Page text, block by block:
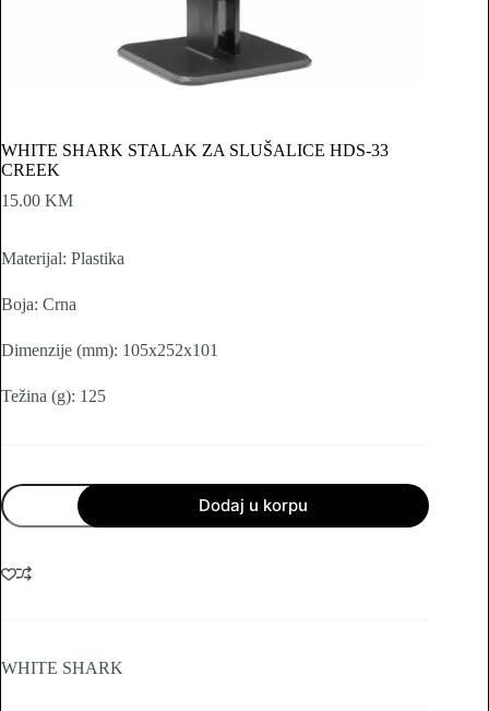
WHITE SHARK STALAK ZA SLUŠALICE HDS-33
CREEK
15.00 KM
Materijal: Plastika
Boja: Crna
Dimenzije (mm): 105x252x101
Težina (g): 125
WHITE
SHARK
STALAK
SLUŠALICE
HDS-
Dodaj u korpu
WHITE SHARK